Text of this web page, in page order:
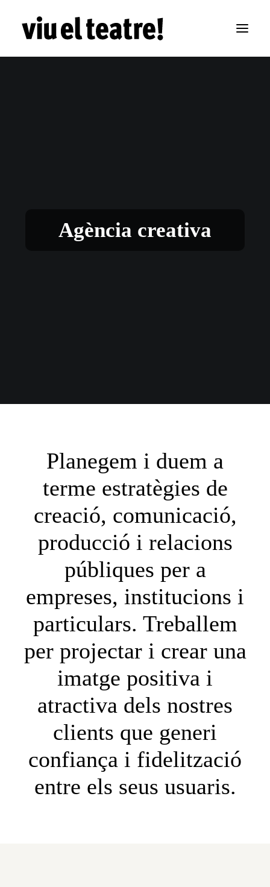
Agència creativa
Planegem i duem a
terme estratègies de
creació, comunicació,
producció i relacions
públiques per a
empreses, institucions i
particulars. Treballem
per projectar i crear una
imatge positiva i
atractiva dels nostres
clients que generi
confiança i fidelització
entre els seus usuaris.